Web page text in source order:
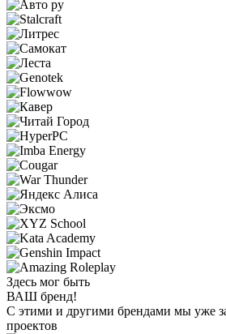
Здесь мог быть
ВАШ бренд!
С этими и другими брендами мы уже
проектов